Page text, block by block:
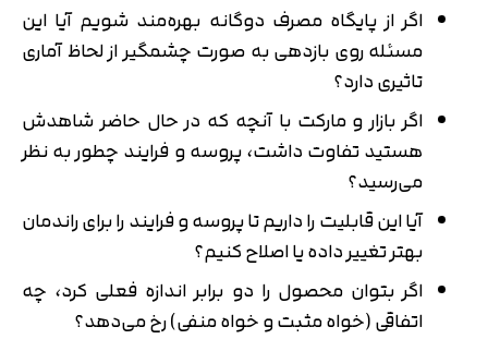
اگر از پایگاه مصرف دوگانه بهره‌مند شویم آیا این
مسئله روی بازدهی به صورت چشمگیر از لحاظ آماری
تاثیری دارد؟
اگر بازار و مارکت با آنچه که در حال حاضر شاهدش
هستید تفاوت داشت، پروسه و فرایند چطور به نظر
می‌رسید؟
آیا این قابلیت را داریم تا پروسه و فرایند را برای راندمان
بهتر تغییر داده یا اصلاح کنیم؟
اگر بتوان محصول را دو برابر اندازه فعلی کرد، چه
اتفاقی (خواه مثبت و خواه منفی) رخ می‌دهد؟